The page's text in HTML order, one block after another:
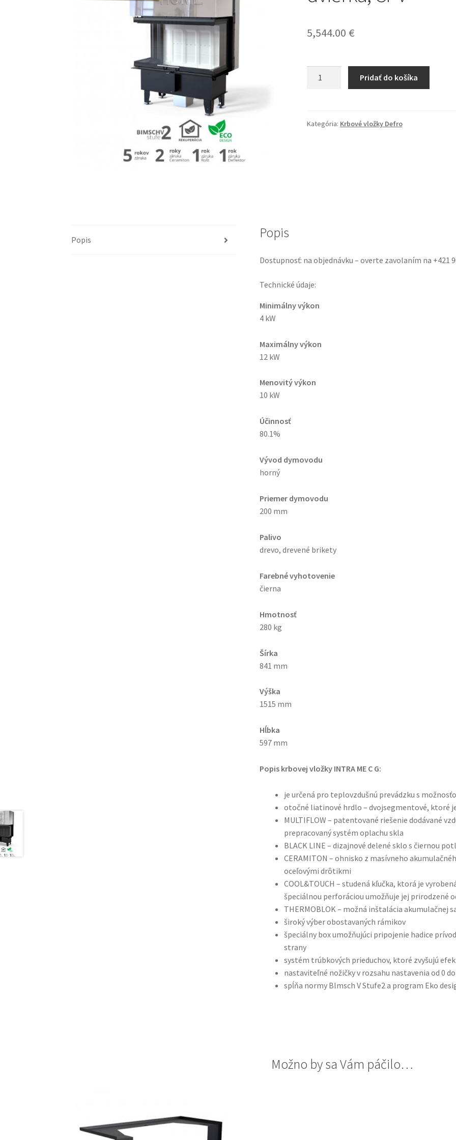
5,544.00 €
C
Pridať do košíka
Kategória: Krbové vložky Defro
Popis Popis
Dostupnosť: na objednávku – overte zavolaním na +421
Technické údaje:
Minimálny výkon
4 kW
Maximálny výkon
12 kW
Menovitý výkon
10 kW
Účinnosť
80.1%
Vývod dymovodu
horný
Priemer dymovodu
200 mm
Palivo
drevo, drevené brikety
Farebné vyhotovenie
čierna
Hmotnosť
280 kg
Šírka
841 mm
Výška
1515 mm
Hĺbka
597 mm
Popis krbovej vložky INTRA ME C G:
je určená pro teplovzdušnú prevádzku s
otočné liatinové hrdlo – dvojsegmentové, ktoré
MULTIFLOW – patentované riešenie dodávané
prepracovaný systém oplachu skla
BLACK LINE – dizajnové delené sklo s čiernou
CERAMITON – ohnisko z masívneho
oceľovými drôtikmi
COOL&TOUCH – studená kľučka, ktorá je
špeciálnou perforáciou umožňuje jej prirodzené
THERMOBLOK – možná inštalácia akumulačnej
široký výber obostavaných rámikov
špeciálny box umožňujúci pripojenie hadice
strany
systém trúbkových prieduchov, ktoré zvyšujú
nastaviteľné nožičky v rozsahu nastavenia od 0
spĺňa normy Blmsch V Stufe2 a program Eko
Možno by sa Vám páčilo…